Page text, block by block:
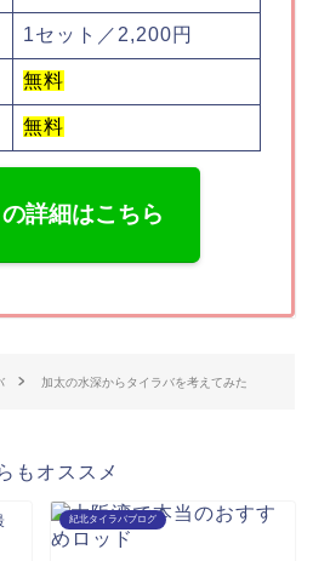
1セット／2,200円
無料
無料
詳細はこちら
加太の水深からタイラバを考えてみた
もオススメ
紀北タイラバブログ